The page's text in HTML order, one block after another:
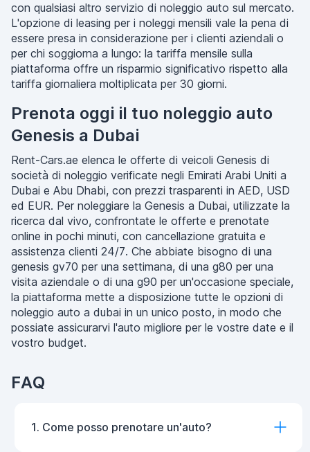
con qualsiasi altro servizio di noleggio auto sul mercato.
L'opzione di leasing per i noleggi mensili vale la pena di
essere presa in considerazione per i clienti aziendali o
per chi soggiorna a lungo: la tariffa mensile sulla
piattaforma offre un risparmio significativo rispetto alla
tariffa giornaliera moltiplicata per 30 giorni.
Prenota oggi il tuo noleggio auto
Genesis a Dubai
Rent-Cars.ae elenca le offerte di veicoli Genesis di
società di noleggio verificate negli Emirati Arabi Uniti a
Dubai e Abu Dhabi, con prezzi trasparenti in AED, USD
ed EUR. Per noleggiare la Genesis a Dubai, utilizzate la
ricerca dal vivo, confrontate le offerte e prenotate
online in pochi minuti, con cancellazione gratuita e
assistenza clienti 24/7. Che abbiate bisogno di una
genesis gv70 per una settimana, di una g80 per una
visita aziendale o di una g90 per un'occasione speciale,
la piattaforma mette a disposizione tutte le opzioni di
noleggio auto a dubai in un unico posto, in modo che
possiate assicurarvi l'auto migliore per le vostre date e il
vostro budget.
FAQ
1. Come posso prenotare un'auto?